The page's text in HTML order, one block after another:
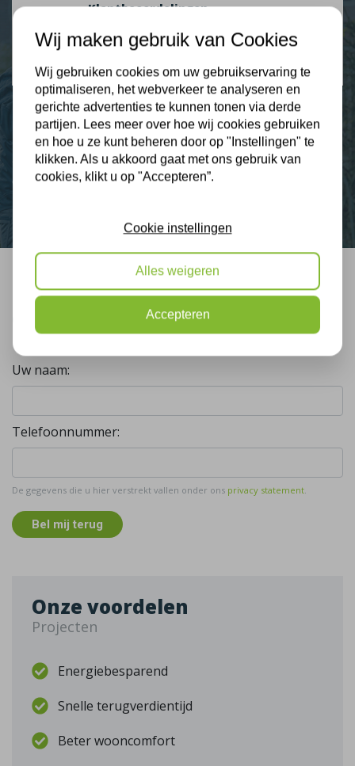
9,3
Klantbeoordelingen
2274 klanten beoordelen ons met een 9.3
Nieuws
Contact
Bel mij terug
Gratis, vrijblijvend advies
Uw naam:
Telefoonnummer:
De gegevens die u hier verstrekt vallen onder ons privacy statement.
Bel mij terug
Onze voordelen
Projecten
Energiebesparend
Snelle terugverdientijd
Beter wooncomfort
Wij maken gebruik van Cookies
Wij gebruiken cookies om uw gebruikservaring te
optimaliseren, het webverkeer te analyseren en
gerichte advertenties te kunnen tonen via derde
partijen. Lees meer over hoe wij cookies gebruiken
en hoe u ze kunt beheren door op "Instellingen" te
klikken. Als u akkoord gaat met ons gebruik van
cookies, klikt u op "Accepteren”.
Cookie instellingen
Alles weigeren
Accepteren